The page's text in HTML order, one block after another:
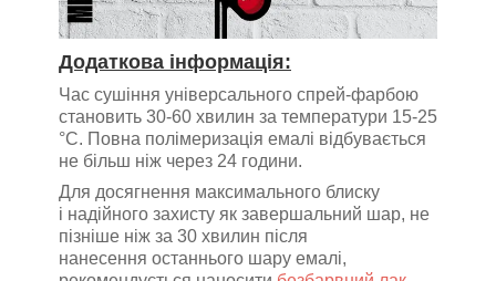
Додаткова інформація:
Час сушіння універсального спрей-фарбою
становить 30-60 хвилин за температури 15-25
°C. Повна полімеризація емалі відбувається
не більш ніж через 24 години.
Для досягнення максимального блиску
і надійного захисту як завершальний шар, не
пізніше ніж за 30 хвилин після
нанесення останнього шару емалі,